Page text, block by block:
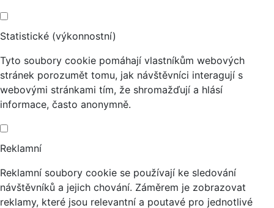
Statistické (výkonnostní)
Tyto soubory cookie pomáhají vlastníkům webových
stránek porozumět tomu, jak návštěvníci interagují s
webovými stránkami tím, že shromažďují a hlásí
informace, často anonymně.
Reklamní
Reklamní soubory cookie se používají ke sledování
návštěvníků a jejich chování. Záměrem je zobrazovat
reklamy, které jsou relevantní a poutavé pro jednotlivé